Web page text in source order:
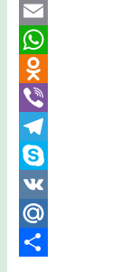
Twitter
Email
WhatsApp
Odnoklassniki
Viber
Telegram
Skype
VK
Mail.Ru